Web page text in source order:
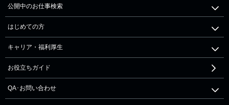
公開中のお仕事検索
はじめての方
キャリア・福利厚生
お役立ちガイド
QA･お問い合わせ